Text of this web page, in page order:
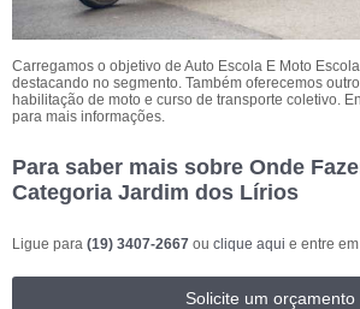
Carregamos o objetivo de Auto Escola E Moto
destacando no segmento. Também oferecemos
habilitação de moto e curso de transporte coletivo.
para mais informações.
Para saber mais sobre Onde
Categoria Jardim dos Lírios
Ligue para (19) 3407-2667 ou clique aqui e entre
Solicite um orçamento